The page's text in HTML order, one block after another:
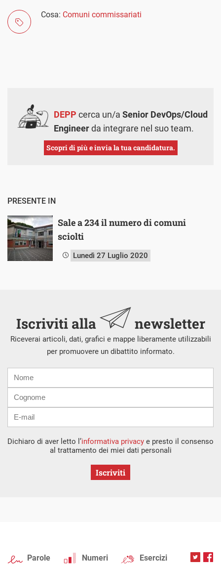
Cosa: Comuni commissariati
DEPP cerca un/a Senior DevOps/Cloud
Engineerda integrare nel suo team.
Scopri di più e invia la tua candidatura.
PRESENTE IN
Sale a 234 il numero di comuni
sciolti
Lunedì 27 Luglio 2020
Iscriviti alla newsletter
Riceverai articoli, dati, grafici e mappe liberamente utilizzabili
per promuovere un dibattito informato.
mail
Dichiaro di aver letto l’informativa privacy e presto il consenso
al trattamento dei miei dati personali
Iscriviti
Parole Numeri Esercizi